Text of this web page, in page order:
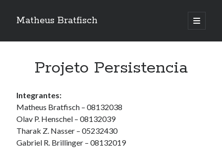
Matheus Bratfisch
abrir
o
Barra
agosto 2026
S T Q Q S S
1
6
Projeto Persistencia
Integrantes:
Matheus Bratfisch – 08132038
Olav P. Henschel – 08132039
Tharak Z. Nasser – 05232430
Gabriel R. Brillinger – 08132019